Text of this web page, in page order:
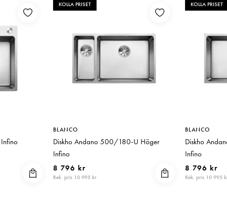
KOLLA PRISET
BLANCO
Diskho Andano 500/180-U Höger
Infino
8 796 kr
Rek. pris 10 995 kr
KOLLA PRISET
BLANCO
Diskho
Infino
8 796 kr
Rek. pris 10 995